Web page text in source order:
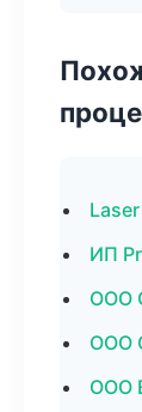
ИП
ООО
ООО
ООО